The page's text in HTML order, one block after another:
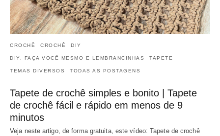
CROCHÊ CROCHÊ DIY
DIY, FAÇA VOCÊ MESMO E LEMBRANCINHAS TAPETE
TEMAS DIVERSOS TODAS AS POSTAGENS
Tapete de crochê simples e bonito | Tapete
de crochê fácil e rápido em menos de 9
minutos
Veja neste artigo, de forma gratuita, este vídeo: Tapete de crochê